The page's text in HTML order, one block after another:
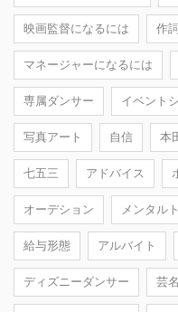
映画監督になるには 作
マネージャーになるには
専属ダンサー イベント
写真アート 自信 本
七五三 アドバイス
オーデション メンタル
給与形態 アルバイト
ディズニーダンサー 芸名